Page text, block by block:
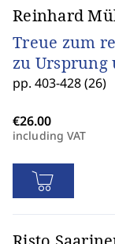
Reinhard
Treue zum
zu Ursprung
pp. 403-428 (26)
including VAT